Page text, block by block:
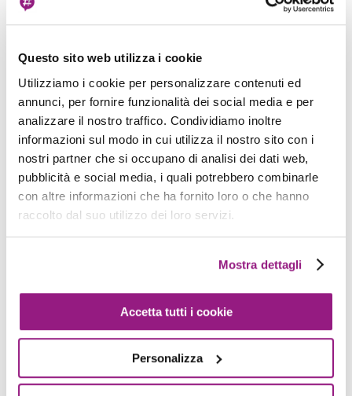
Questo sito web utilizza i cookie
Utilizziamo i cookie per personalizzare contenuti ed
annunci, per fornire funzionalità dei social media e per
analizzare il nostro traffico. Condividiamo inoltre
informazioni sul modo in cui utilizza il nostro sito con i
nostri partner che si occupano di analisi dei dati web,
pubblicità e social media, i quali potrebbero combinarle
con altre informazioni che ha fornito loro o che hanno
raccolto dal suo utilizzo dei loro servizi.
Mostra dettagli
Accetta tutti i cookie
Personalizza
della vostra logica di business, soprattutto se
scegliete quelli che hanno:
Un dominio chiaro, un ambito preciso.
Nessun tipo di base dati o una base dati che
può essere facilmente isolata ed essere resa
indipendente.
Nessun accoppiamento forte con il resto del
vostro codice applicativo.
Un componente che ha una buona copertura
lato testing e poco o nessun debito tecnico ad
esso associato, è un buon candidato (se la
logica del dominio è sufficientemente chiara).